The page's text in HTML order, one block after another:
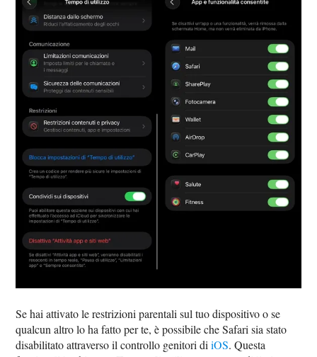
Se hai attivato le restrizioni parentali sul tuo dispositivo o se
qualcun altro lo ha fatto per te, è possibile che Safari sia stato
disabilitato attraverso il controllo genitori diiOS. Questa